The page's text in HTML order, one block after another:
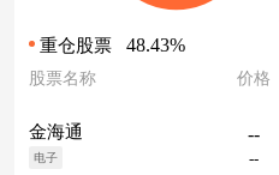
重仓股票 48.43%
股票名称
价格
金海通
电子
--
--